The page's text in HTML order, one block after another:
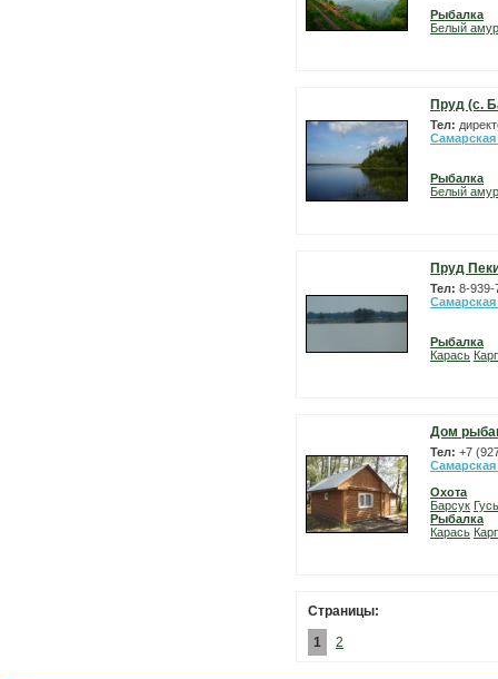
Рыбалка
Белый амур
Пруд (с.
Тел:
Самарская
Рыбалка
Белый амур
Пруд
Тел: 8-939-
Самарская
Рыбалка
Карась
Дом
Тел: +7
Самарская
Охота
Барсук Гусь
Рыбалка
Карась
Страницы:
1
2